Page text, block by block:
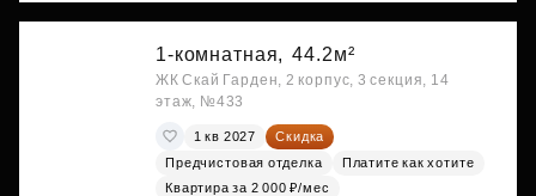
1-комнатная, 44.2м²
ЖК Скай Гарден, 2 корпус, 3 секция, 14
этаж, №433
1 кв 2027
Скидка
Предчистовая отделка
Платите как хотите
Квартира за 2 000 ₽/мес